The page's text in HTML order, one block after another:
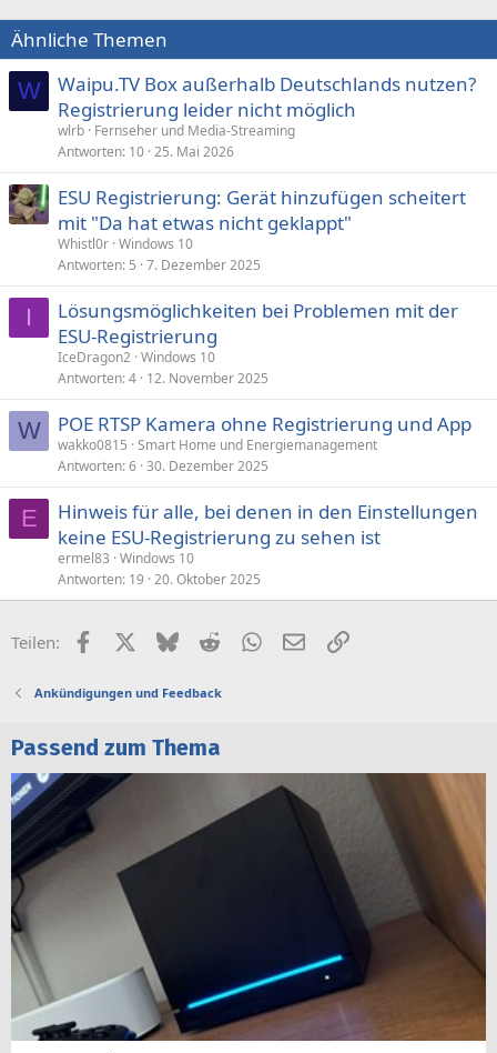
Ähnliche Themen
W
Waipu.TV Box außerhalb Deutschlands nutzen?
Registrierung leider nicht möglich
wlrb Fernseher und Media-Streaming
Antworten 10 25. Mai 2026
ESU Registrierung: Gerät hinzufügen scheitert
mit "Da hat etwas nicht geklappt"
Whistl0r Windows 10
Antworten 5 7. Dezember 2025
I
Lösungsmöglichkeiten bei Problemen mit der
ESU-Registrierung
IceDragon2 Windows 10
Antworten 4 12. November 2025
W POE RTSP Kamera ohne Registrierung und App
wakko0815 Smart Home und Energiemanagement
Antworten 6 30. Dezember 2025
E
Hinweis für alle, bei denen in den Einstellungen
keine ESU-Registrierung zu sehen ist
ermel83 Windows 10
Antworten 19 20. Oktober 2025
Teilen: FacebookX (Twitter)
BlueskyRedditWhatsApp
E-MailLink
Ankündigungen und Feedback
Passend zum Thema